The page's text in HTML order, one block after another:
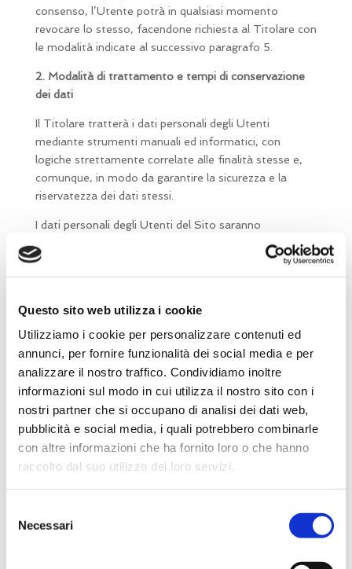
Questo sito web utilizza i cookie
Utilizziamo i cookie per personalizzare contenuti ed
annunci, per fornire funzionalità dei social media e per
analizzare il nostro traffico. Condividiamo inoltre
informazioni sul modo in cui utilizza il nostro sito con i
nostri partner che si occupano di analisi dei dati web,
pubblicità e social media, i quali potrebbero combinarle
con altre informazioni che ha fornito loro o che hanno
raccolto dal suo utilizzo dei loro servizi.
delNecessari
consenso, l’Utente potrà in qualsiasi momento
revocare lo stesso, facendone richiesta al Titolare con
le modalità indicate al successivo paragrafo 5.
2. Modalità di trattamento e tempi di conservazione
dei dati
Il Titolare tratterà i dati personali degli Utenti
mediante strumenti manuali ed informatici, con
logiche strettamente correlate alle finalità stesse e,
comunque, in modo da garantire la sicurezza e la
riservatezza dei dati stessi.
I dati personali degli Utenti del Sito saranno
conservati per i tempi strettamente necessari ad
espletare le finalità primarie illustrate al precedente
punto 1) o comunque secondo quanto necessario per
Utenti che del Titolare.
3. Ambito di comunicazione e diffusione dei dati
Potranno venire a conoscenza dei dati personali degli
Utenti i soggetti terzi che potranno trattare dati
personali per conto del Titolare in qualità di
“Responsabili Esterni del Trattamento”, quali, a titolo
esemplificativo, fornitori di servizi informatici e
funzionali all’operatività del Sito, fornitori di servizi in
Gli Utenti hanno il diritto di ottenere una lista degli